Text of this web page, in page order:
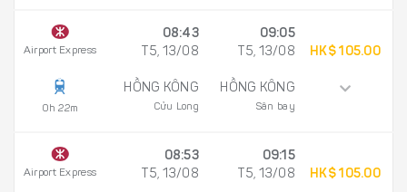
Airport Express
0h 22m
08:43
T5, 13/08
HỒNG KÔNG
Cửu Long
09:05
T5, 13/08
HỒNG KÔNG
Sân bay
HK$ 105.00
Airport Express
08:53
T5, 13/08
09:15
T5, 13/08
HK$ 105.00